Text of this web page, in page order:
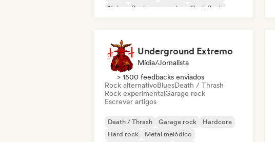
Noise
Rock progressivo Punk Rock
Underground Extremo
Mídia/Jornalista
> 1500 feedbacks enviados
Rock alternativoBluesDeath / Thrash
Rock experimentalGarage rock
Escrever artigos
Death / Thrash Garage rock
Hardcore
Hard rock
Metal melódico